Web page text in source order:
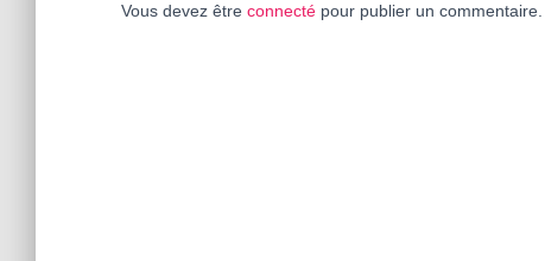
Vous devez être connecté pour publier un commentaire.